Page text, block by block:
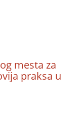
mesta za
praksa u